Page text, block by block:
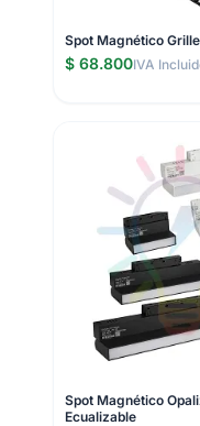
Spot Magnético
$ 68.800IVA
Spot Magnético
Ecualizable